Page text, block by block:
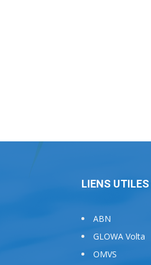
LIENS UTILES
ABN
GLOWA Volta
OMVS